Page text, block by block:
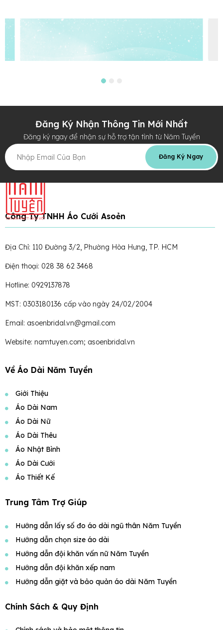
Đăng Ký Nhận Thông Tin Mới Nhất
Đăng ký ngay để nhận sự hỗ trợ tận tình từ Năm Tuyền
Đăng Ký Ngay
Công Ty TNHH Áo Cưới Asoẻn
Địa Chỉ: 110 Đường 3/2, Phường Hòa Hưng, TP. HCM
Điện thoại: 028 38 62 3468
Hotline: 0929137878
MST: 0303180136 cấp vào ngày 24/02/2004
Email: asoenbridal.vn@gmail.com
Website: namtuyen.com; asoenbridal.vn
Về Áo Dài Năm Tuyền
Giới Thiệu
Áo Dài Nam
Áo Dài Nữ
Áo Dài Thêu
Áo Nhật Bình
Áo Dài Cưới
Áo Thiết Kế
Trung Tâm Trợ Giúp
Hướng dẫn lấy số đo áo dài ngũ thân Năm Tuyền
Hướng dẫn chọn size áo dài
Hướng dẫn đội khăn vấn nữ Năm Tuyền
Hướng dẫn đội khăn xếp nam
Hướng dẫn giặt và bảo quản áo dài Năm Tuyền
Chính Sách & Quy Định